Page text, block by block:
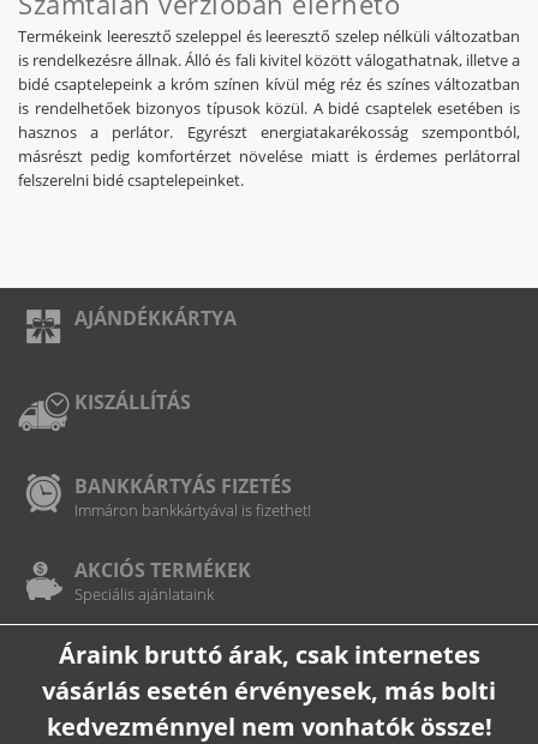
Termékeink leeresztő szeleppel és leeresztő szelep nélküli változatban
is rendelkezésre állnak. Álló és fali kivitel között válogathatnak, illetve a
bidé csaptelepeink a króm színen kívül még réz és színes változatban
is rendelhetőek bizonyos típusok közül. A bidé csaptelek esetében is
hasznos a perlátor. Egyrészt energiatakarékosság szempontból,
másrészt pedig komfortérzet növelése miatt is érdemes perlátorral
felszerelni bidé csaptelepeinket.
AJÁNDÉKKÁRTYA
KISZÁLLÍTÁS
BANKKÁRTYÁS FIZETÉS
Immáron bankkártyával is fizethet!
AKCIÓS TERMÉKEK
Speciális ajánlataink
Áraink bruttó árak, csak internetes
vásárlás esetén érvényesek, más bolti
kedvezménnyel nem vonhatók össze!